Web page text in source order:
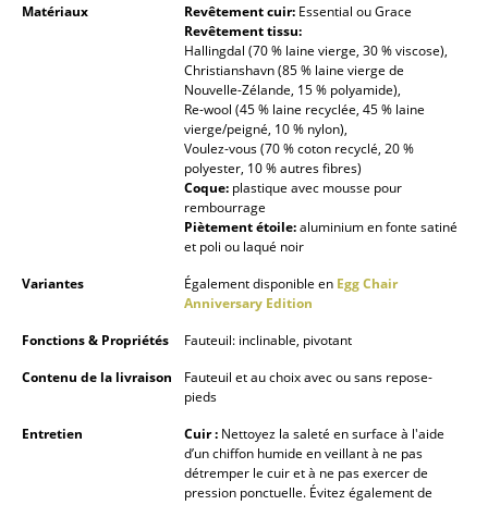
Salon et Salle de séjour
Cuisine & Salle à manger
Chambre à coucher
Cellier & Buanderie
Matériaux Revêtement cuir: Essential ou Grace
Revêtement tissu:
Hallingdal (70 % laine vierge, 30 % viscose),
Christianshavn (85 % laine vierge de
Nouvelle-Zélande, 15 % polyamide),
Re-wool (45 % laine recyclée, 45 % laine
vierge/peigné, 10 % nylon),
Voulez-vous (70 % coton recyclé, 20 %
polyester, 10 % autres fibres)
Coque: plastique avec mousse pour
rembourrage
Piètement étoile:aluminium en fonte satiné
et poli ou laqué noir
Variantes
Également disponible en Egg Chair
Anniversary Edition
Fonctions & Propriétés
Fauteuil: inclinable, pivotant
Contenu de la livraison
Fauteuil et au choix avec ou sans repose-
pieds
Entretien
Cuir : Nettoyez la saleté en surface à l'aide
d’un chiffon humide en veillant à ne pas
détremper le cuir et à ne pas exercer de
pression ponctuelle. Évitez également de